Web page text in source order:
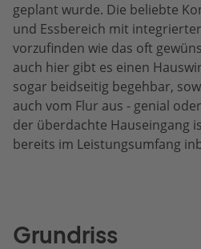
geplant wurde. Die beliebte
und Essbereich mit
vorzufinden wie das oft
auch hier gibt es einen
sogar beidseitig begehbar,
auch vom Flur aus - genial
der überdachte Hauseingang
bereits im Leistungsumfang
Grundriss